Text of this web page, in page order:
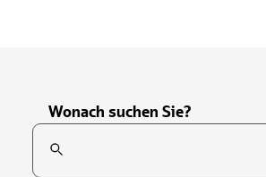
Wonach suchen Sie?
Suchfeld